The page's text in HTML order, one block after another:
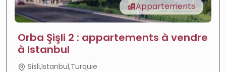
Appartements
Orba Şişli 2 : appartements à vendre
à Istanbul
Sisli,Istanbul,Turquie